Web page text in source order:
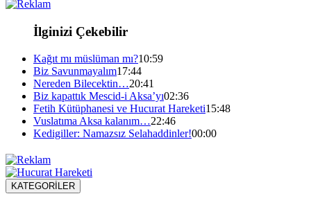
İlginizi Çekebilir
Kağıt mı müslüman mı?10:59
Biz Savunmayalım17:44
Nereden Bilecektin…20:41
Biz kapattık Mescid-i Aksa’yı02:36
Fetih Kütüphanesi ve Hucurat Hareketi15:48
Vuslatıma Aksa kalanım…22:46
Kedigiller: Namazsız Selahaddinler!00:00
KATEGORİLER